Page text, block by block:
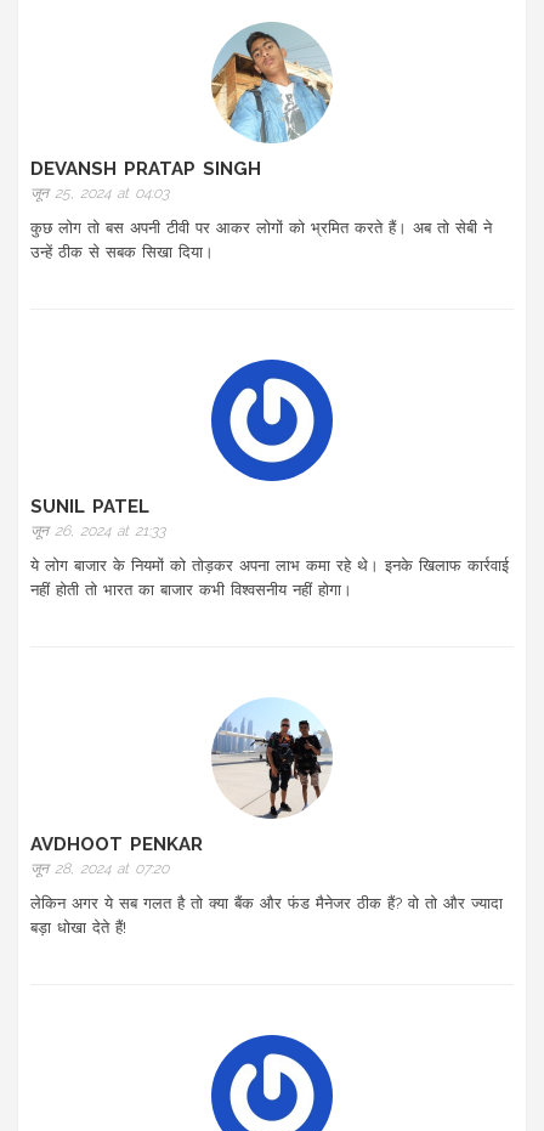
DEVANSH PRATAP SINGH
जून 25, 2024 at 04:03
कुछ लोग तो बस अपनी टीवी पर आकर लोगों को भ्रमित करते हैं। अब तो सेबी ने
उन्हें ठीक से सबक सिखा दिया।
SUNIL PATEL
जून 26, 2024 at 21:33
ये लोग बाजार के नियमों को तोड़कर अपना लाभ कमा रहे थे। इनके खिलाफ कार्रवाई
नहीं होती तो भारत का बाजार कभी विश्वसनीय नहीं होगा।
AVDHOOT PENKAR
जून 28, 2024 at 07:20
लेकिन अगर ये सब गलत है तो क्या बैंक और फंड मैनेजर ठीक हैं? वो तो और ज्यादा
बड़ा धोखा देते हैं!